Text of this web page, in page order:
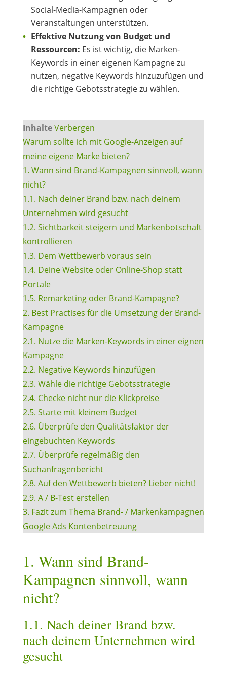
Social-Media-Kampagnen oder
Veranstaltungen unterstützen.
Effektive Nutzung von Budget und
Ressourcen: Es ist wichtig, die Marken-
Keywords in einer eigenen Kampagne zu
nutzen, negative Keywords hinzuzufügen und
die richtige Gebotsstrategie zu wählen.
InhalteVerbergen
Warum sollte ich mit Google-Anzeigen auf
meine eigene Marke bieten?
1. Wann sind Brand-Kampagnen sinnvoll, wann
nicht?
1.1. Nach deiner Brand bzw. nach deinem
Unternehmen wird gesucht
1.2. Sichtbarkeit steigern und Markenbotschaft
kontrollieren
1.3. Dem Wettbewerb voraus sein
1.4. Deine Website oder Online-Shop statt
Portale
1.5. Remarketing oder Brand-Kampagne?
2. Best Practises für die Umsetzung der Brand-
Kampagne
2.1. Nutze die Marken-Keywords in einer eignen
Kampagne
2.2. Negative Keywords hinzufügen
2.3. Wähle die richtige Gebotsstrategie
2.4. Checke nicht nur die Klickpreise
2.5. Starte mit kleinem Budget
2.6. Überprüfe den Qualitätsfaktor der
eingebuchten Keywords
2.7. Überprüfe regelmäßig den
Suchanfragenbericht
2.8. Auf den Wettbewerb bieten? Lieber nicht!
2.9. A / B-Test erstellen
3. Fazit zum Thema Brand- / Markenkampagnen
Google Ads Kontenbetreuung
1. Wann sind Brand-
Kampagnen sinnvoll, wann
nicht?
1.1. Nach deiner Brand bzw.
nach deinem Unternehmen wird
gesucht